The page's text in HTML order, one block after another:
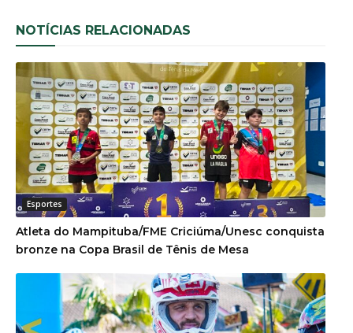
NOTÍCIAS RELACIONADAS
Esportes
Atleta do Mampituba/FME Criciúma/Unesc conquista
bronze na Copa Brasil de Tênis de Mesa